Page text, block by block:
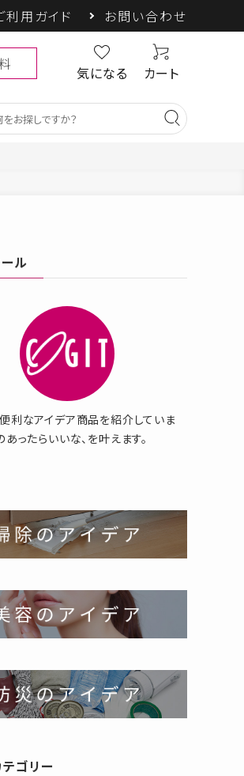
利用ガイド お問い合わせ
気になる カート
UV
ル
利なアイデア商品を紹介していま
あったらいいな、を叶えます。
ゴリー